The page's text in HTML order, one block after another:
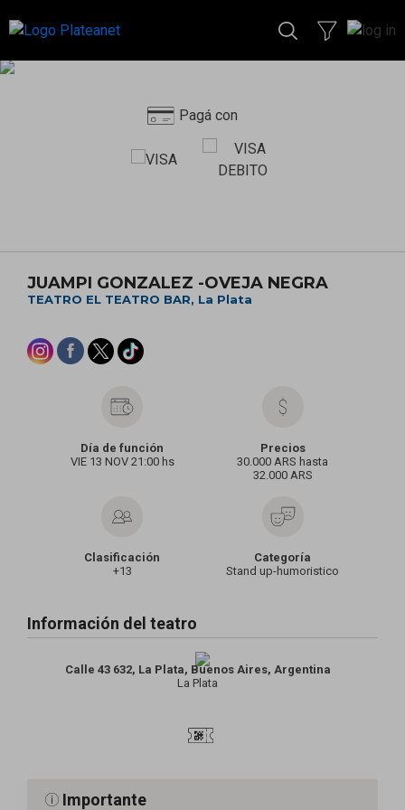
Pagá con
JUAMPI GONZALEZ -OVEJA NEGRA
TEATRO EL TEATRO BAR, La Plata
Clasificación
+13
Día de función
VIE 13 NOV 21:00 hs
Precios
30.000 ARS hasta
32.000 ARS
Categoría
Stand up-humoristico
Información del teatro
Calle 43 632, La Plata, Buenos Aires, Argentina
La Plata
Importante